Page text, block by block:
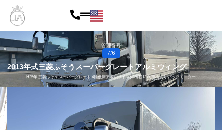
内
容
を
ス
ッ
プ
管理番号
776
2013年式三菱ふそう スーパーグレートアルミウィング
H25年 三菱ふそう スーパーグレート 4軸低床アルミウイング 積載13.8t 車検あり バックモニター